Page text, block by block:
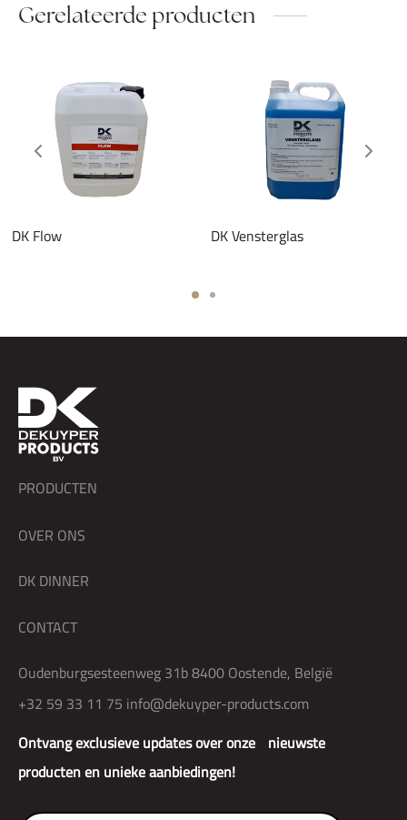
Gerelateerde producten
DK Flow DK Vensterglas
Ontvang exclusieve updates over onze nieuwste
producten en unieke aanbiedingen!
PRODUCTEN
OVER ONS
DK DINNER
CONTACT
Oudenburgsesteenweg 31b 8400 Oostende, België
+32 59 33 11 75 info@dekuyper-products.com